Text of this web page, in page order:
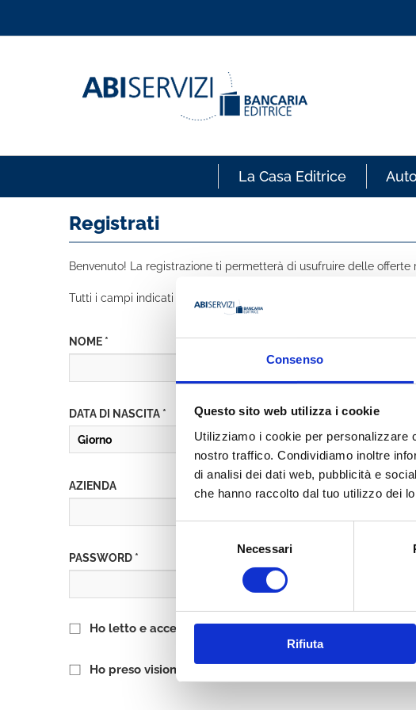
Consenso
Questo sito web utilizza i cookie
Utilizziamo i cookie per personalizzare
nostro traffico. Condividiamo inoltre
di analisi dei dati web, pubblicità e
che hanno raccolto dal tuo utilizzo dei
Selezione
consenso
Necessari
Rifiuta
La Casa Editrice
Registrati
Benvenuto! La registrazione ti permetterà di usufruire delle
Tutti i campi indicati con * sono obbligatori
NOME *
DATA DI NASCITA *
AZIENDA
PASSWORD *
Ho letto e accetto l’informativa sulla
Ho preso visione delle